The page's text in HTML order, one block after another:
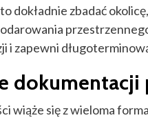
dokładnie zbadać
i zapewni
dokumentacji
wiąże się z wieloma